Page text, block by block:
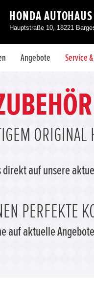
HONDA
Hauptstraße 10, 18221
Angebote Service
ORIGINAL
direkt auf unsere
PERFEKTE
auf aktuelle